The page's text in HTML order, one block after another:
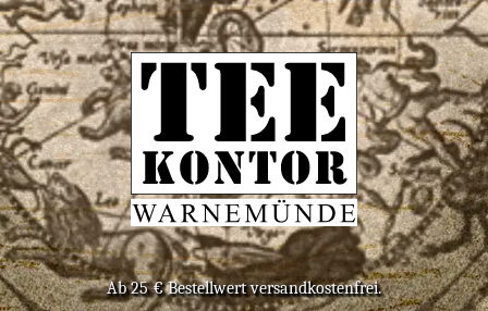
Ab 25 € Bestell­wert versandkostenfrei.